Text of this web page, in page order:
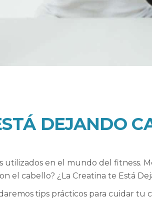
DEJANDO
utilizados en el mundo del fitness.
el cabello? ¿La Creatina te Está
tips prácticos para cuidar tu